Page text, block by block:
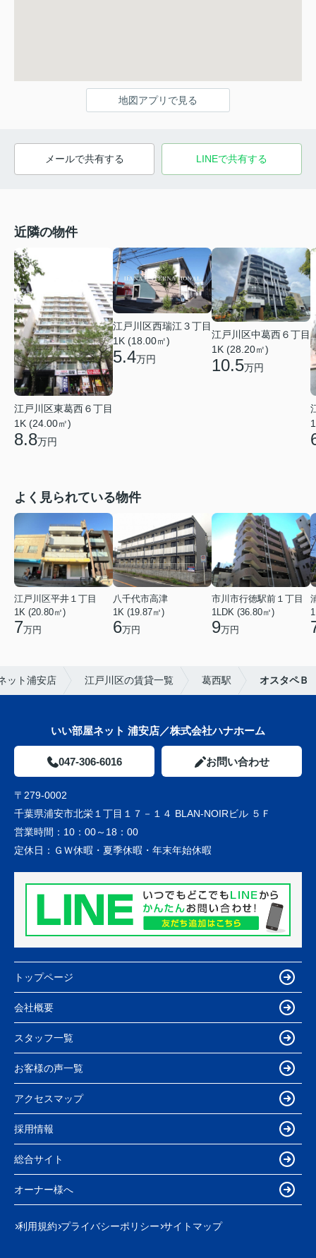
地図アプリで見る
メールで共有する LINEで共有する
近隣の物件
江戸川区東葛西６丁目
1K (24.00㎡)
8.8万円
江戸川区西瑞江３丁目
1K (18.00㎡)
5.4万円
江戸川区中葛西６丁目
1K (28.20㎡)
10.5万円
よく見られている物件
江戸川区平井１丁目
1K (20.80㎡)
7万円
八千代市高津
1K (19.87㎡)
6万円
市川市行徳駅前１丁目
1LDK (36.80㎡)
9万円
ット浦安店 江戸川区の賃貸一覧 葛西駅 オスタペＢ
いい部屋ネット 浦安店／株式会社ハナホーム
047-306-6016 お問い合わせ
〒279-0002
千葉県浦安市北栄１丁目１７－１４ BLAN-NOIRビル ５Ｆ
営業時間： 10：00～18：00
定休日： ＧＷ休暇・夏季休暇・年末年始休暇
トップページ
会社概要
スタッフ一覧
お客様の声一覧
アクセスマップ
採用情報
総合サイト
オーナー様へ
利用規約 プライバシーポリシー サイトマップ